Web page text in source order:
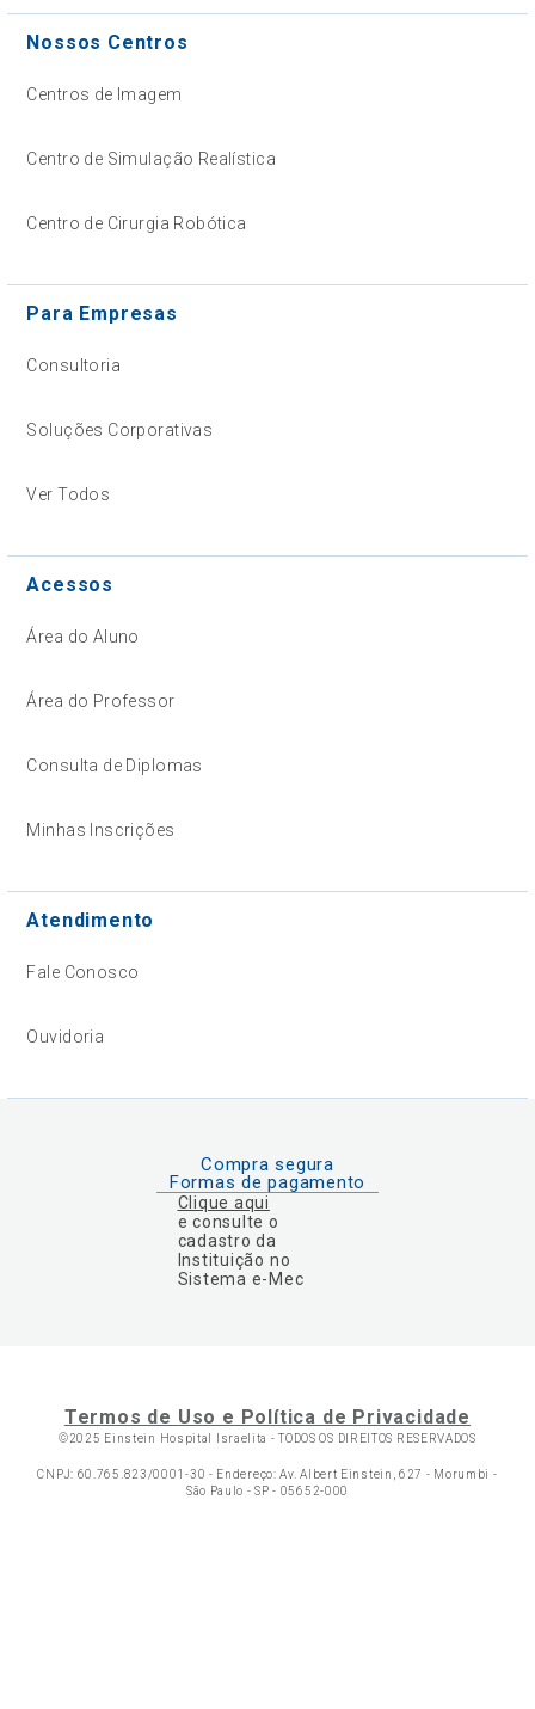
Nossos Centros
Centros de Imagem
Centro de Simulação Realística
Centro de Cirurgia Robótica
Para Empresas
Consultoria
Soluções Corporativas
Ver Todos
Acessos
Área do Aluno
Área do Professor
Consulta de Diplomas
Minhas Inscrições
Atendimento
Fale Conosco
Ouvidoria
Compra segura
Formas de pagamento
Clique aqui
e consulte o
cadastro da
Instituição no
Sistema e-Mec
Termos de Uso e Política de Privacidade
©2025 Einstein Hospital Israelita - TODOS OS DIREITOS RESERVADOS
CNPJ: 60.765.823/0001-30 - Endereço: Av. Albert Einstein, 627 - Morumbi -
São Paulo - SP - 05652-000